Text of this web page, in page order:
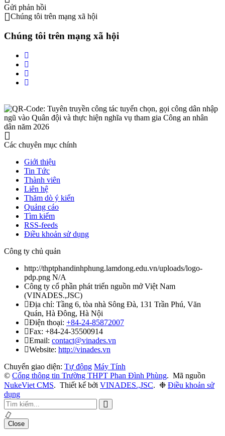
Gửi phản hồi
Chúng tôi trên mạng xã hội
Chúng tôi trên mạng xã hội
Các chuyên mục chính
Giới thiệu
Tin Tức
Thành viên
Liên hệ
Thăm dò ý kiến
Quảng cáo
Tìm kiếm
RSS-feeds
Điều khoản sử dụng
Công ty chủ quản
http://thptphandinhphung.lamdong.edu.vn/uploads/logo-
pdp.png N/A
Công ty cổ phần phát triển nguồn mở Việt Nam
(VINADES.,JSC)
Địa chỉ: Tầng 6, tòa nhà Sông Đà, 131 Trần Phú, Văn
Quán, Hà Đông, Hà Nội
Điện thoại: +84-24-85872007
Fax: +84-24-35500914
Email: contact@vinades.vn
Website: http://vinades.vn
Chuyển giao diện: Tự động Máy Tính
© Cổng thông tin Trường THPT Phan Đình Phùng. Mã nguồn
NukeViet CMS. Thiết kế bởi VINADES.,JSC. ❉ Điều khoản sử
dụng
Close